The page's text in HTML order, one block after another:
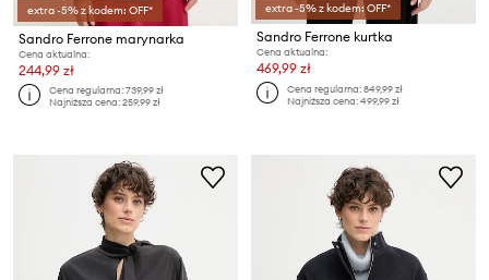
extra -5% z kodem: OFF*
Sandro Ferrone marynarka
Cena aktualna:
244,99 zł
Cena regularna:739,99 zł
Najniższa cena:259,99 zł
extra -5% z kodem: OFF*
Sandro Ferrone kurtka
Cena aktualna:
469,99 zł
Cena regularna:849,99 zł
Najniższa cena:499,99 zł